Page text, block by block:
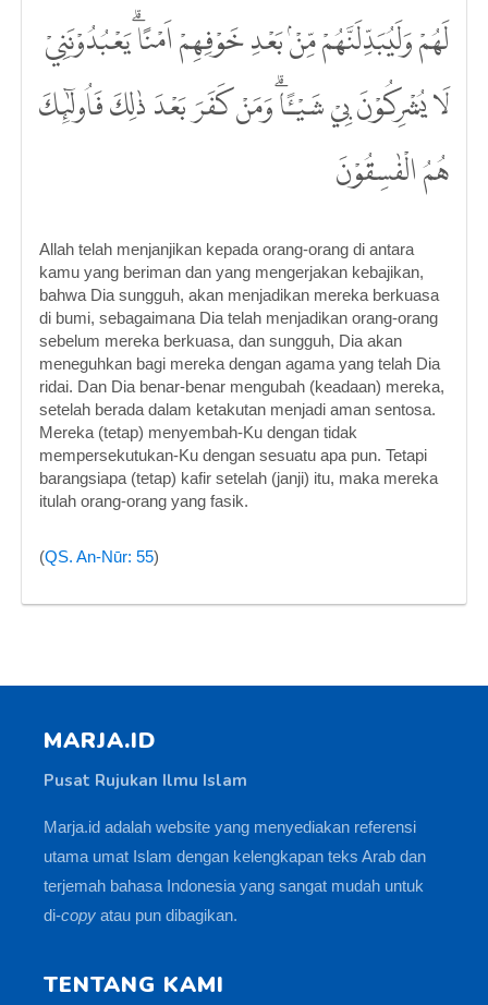
لَهُمْ وَلَيُبَدِّلَنَّهُمْ مِّنْۢ بَعْدِ خَوْفِهِمْ اَمْنًاۗ يَعْبُدُوْنَنِيْ
لَا يُشْرِكُوْنَ بِيْ شَيْـًٔاۗ وَمَنْ كَفَرَ بَعْدَ ذٰلِكَ فَاُولٰۤىِٕكَ
هُمُ الْفٰسِقُوْنَ
Allah telah menjanjikan kepada orang-orang di antara
kamu yang beriman dan yang mengerjakan kebajikan,
bahwa Dia sungguh, akan menjadikan mereka berkuasa
di bumi, sebagaimana Dia telah menjadikan orang-orang
sebelum mereka berkuasa, dan sungguh, Dia akan
meneguhkan bagi mereka dengan agama yang telah Dia
ridai. Dan Dia benar-benar mengubah (keadaan) mereka,
setelah berada dalam ketakutan menjadi aman sentosa.
Mereka (tetap) menyembah-Ku dengan tidak
mempersekutukan-Ku dengan sesuatu apa pun. Tetapi
barangsiapa (tetap) kafir setelah (janji) itu, maka mereka
itulah orang-orang yang fasik.
(QS. An-Nūr: 55)
MARJA.ID
Pusat Rujukan Ilmu Islam
Marja.id adalah website yang menyediakan referensi
utama umat Islam dengan kelengkapan teks Arab dan
terjemah bahasa Indonesia yang sangat mudah untuk
di-copy atau pun dibagikan.
TENTANG KAMI